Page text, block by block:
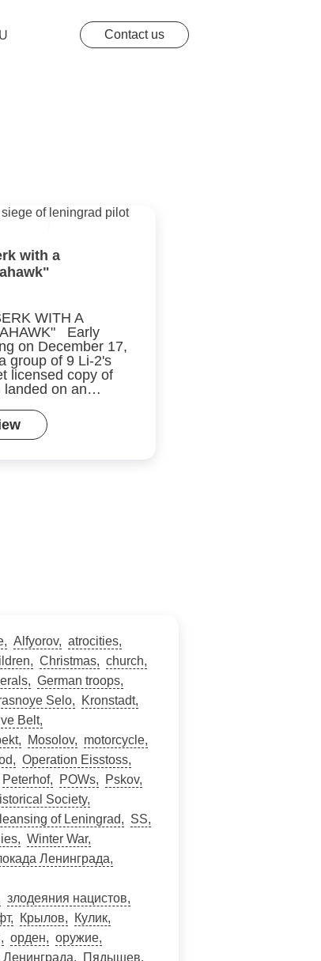
Contact us
with a
WITH A
Early
on December 17,
group of 9 Li-2's
licensed copy of
landed on an…
Alfyorov
atrocities
Christmas
church
German troops
Selo
Kronstadt
Belt
Mosolov
motorcycle
Operation Eisstoss
Peterhof POWs
Pskov
Society
of Leningrad
SS
Winter War
Ленинграда
злодеяния нацистов
Крылов
Кулик
орден
оружие
Пядышев